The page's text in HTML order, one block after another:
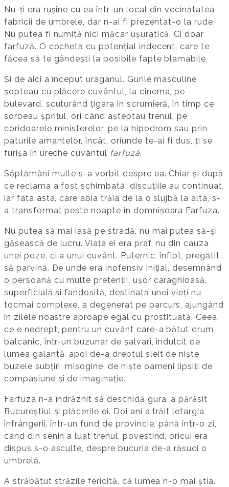
Nu-ți era rușine cu ea într-un local din vecinătatea
fabricii de umbrele, dar n-ai fi prezentat-o la rude.
Nu putea fi numită nici măcar ușuratică. Ci doar
farfuză. O cochetă cu potențial indecent, care te
făcea să te gândești la posibile fapte blamabile.
Și de aici a început uraganul. Gurile masculine
șopteau cu plăcere cuvântul, la cinema, pe
bulevard, scuturând țigara în scrumieră, în timp ce
sorbeau șprițul, ori când așteptau trenul, pe
coridoarele ministerelor, pe la hipodrom sau prin
paturile amantelor, încât, oriunde te-ai fi dus, ți se
furișa în ureche cuvântul farfuză.
Săptămâni multe s-a vorbit despre ea. Chiar și după
ce reclama a fost schimbată, discuțiile au continuat,
iar fata asta, care abia trăia de la o slujbă la alta, s-
a transformat peste noapte în domnișoara Farfuza.
Nu putea să mai iasă pe stradă, nu mai putea să-și
găsească de lucru. Viața ei era praf, nu din cauza
unei poze, ci a unui cuvânt. Puternic, înfipt, pregătit
să parvină. De unde era inofensiv inițial, desemnând
o persoană cu multe pretenții, ușor caraghioasă,
superficială și fandosită, destinată unei vieți nu
tocmai complexe, a degenerat pe parcurs, ajungând
în zilele noastre aproape egal cu prostituată. Ceea
ce e nedrept, pentru un cuvânt care-a bătut drum
balcanic, într-un buzunar de șalvari, îndulcit de
lumea galantă, apoi de-a dreptul sleit de niște
buzele subțiri, misogine, de niște oameni lipsiți de
compasiune și de imaginație.
Farfuza n-a îndrăznit să deschidă gura, a părăsit
Bucureștiul și plăcerile ei. Doi ani a trăit letargia
înfrângerii, într-un fund de provincie, până într-o zi,
când din senin a luat trenul, povestind, oricui era
dispus s-o asculte, despre bucuria de-a răsuci o
umbrelă.
A străbătut străzile fericită, că lumea n-o mai știa.